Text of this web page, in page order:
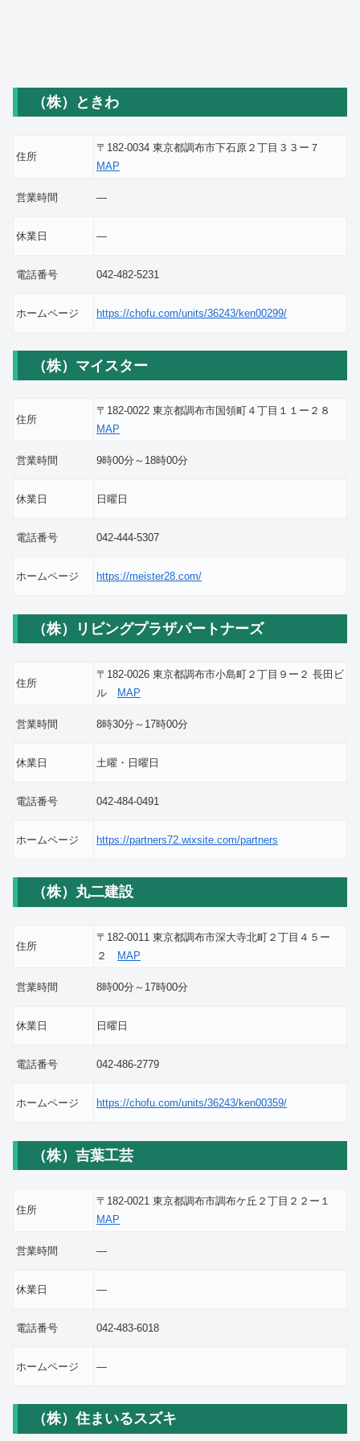
（株）ときわ
住所
〒182-0034 東京都調布市下石原２丁目３３ー７
MAP
営業時間 ―
休業日 ―
電話番号 042-482-5231
ホームページ https://chofu.com/units/36243/ken00299/
（株）マイスター
住所
〒182-0022 東京都調布市国領町４丁目１１ー２８
MAP
営業時間 9時00分～18時00分
休業日 日曜日
電話番号 042-444-5307
ホームページ https://meister28.com/
（株）リビングプラザパートナーズ
住所
〒182-0026 東京都調布市小島町２丁目９ー２ 長田ビ
ル
MAP
営業時間 8時30分～17時00分
休業日 土曜・日曜日
電話番号 042-484-0491
ホームページ https://partners72.wixsite.com/partners
（株）丸二建設
住所
〒182-0011 東京都調布市深大寺北町２丁目４５ー
２
MAP
営業時間 8時00分～17時00分
休業日 日曜日
電話番号 042-486-2779
ホームページ https://chofu.com/units/36243/ken00359/
（株）吉葉工芸
住所
〒182-0021 東京都調布市調布ケ丘２丁目２２ー１
MAP
営業時間 ―
休業日 ―
電話番号 042-483-6018
ホームページ ―
（株）住まいるスズキ